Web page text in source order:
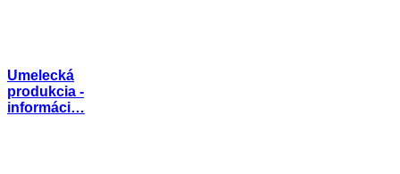
Umelecká
produkcia -
informáci…